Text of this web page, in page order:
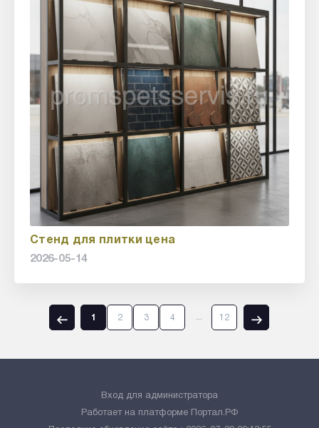
Стенд для плитки цена
2026-05-14
1 2 3 4 ... 12
Вход для администратора
Работает на платформе
Портал.РФ